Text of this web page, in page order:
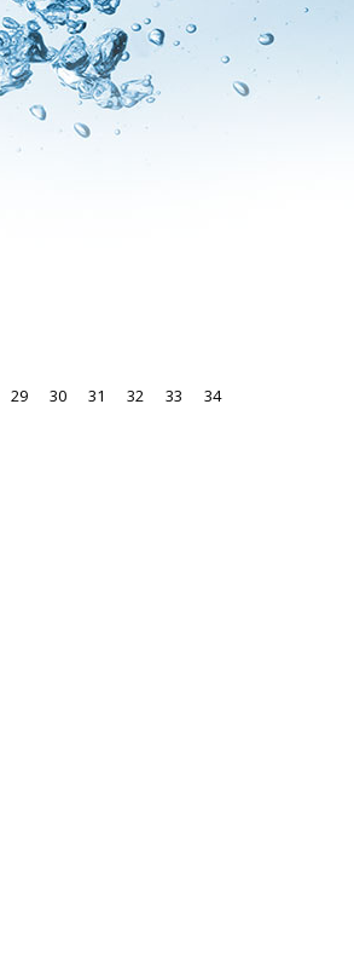
29 30 31 32 33
34